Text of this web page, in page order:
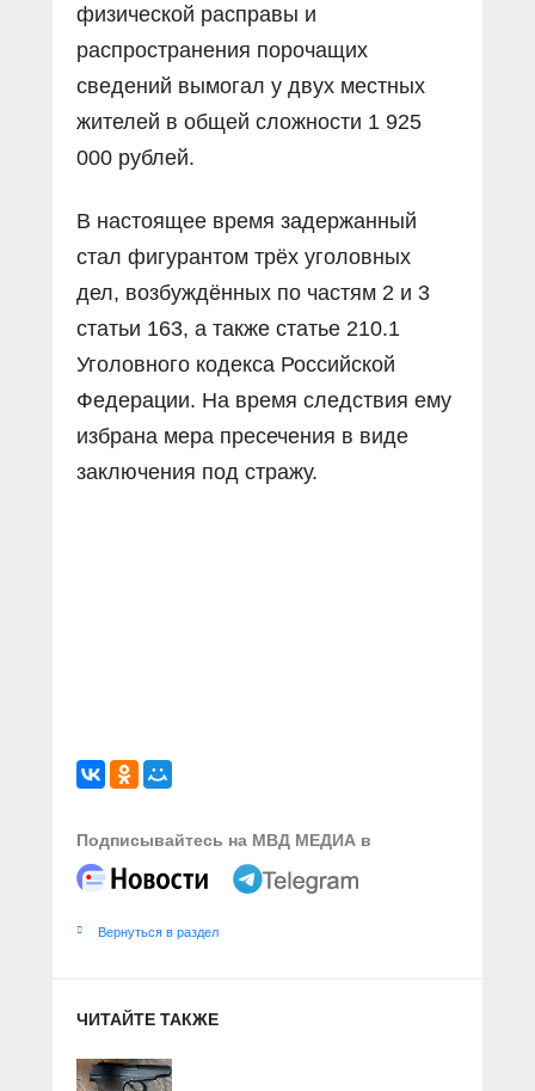
физической расправы и
распространения порочащих
сведений вымогал у двух местных
жителей в общей сложности 1 925
000 рублей.
В настоящее время задержанный
стал фигурантом трёх уголовных
дел, возбуждённых по частям 2 и 3
статьи 163, а также статье 210.1
Уголовного кодекса Российской
Федерации. На время следствия ему
избрана мера пресечения в виде
заключения под стражу.
Подписывайтесь на МВД МЕДИА в
Вернуться в раздел
ЧИТАЙТЕ ТАКЖЕ